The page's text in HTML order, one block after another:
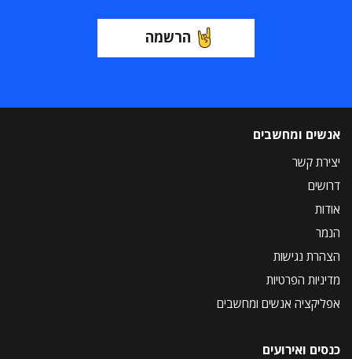
הרשמה
אנשים ומחשבים
יצירת קשר
דרושים
אודות
הנמר
הצהרת נגישות
מדיניות הפרטיות
אפליקציה אנשים ומחשבים
כנסים ואירועים